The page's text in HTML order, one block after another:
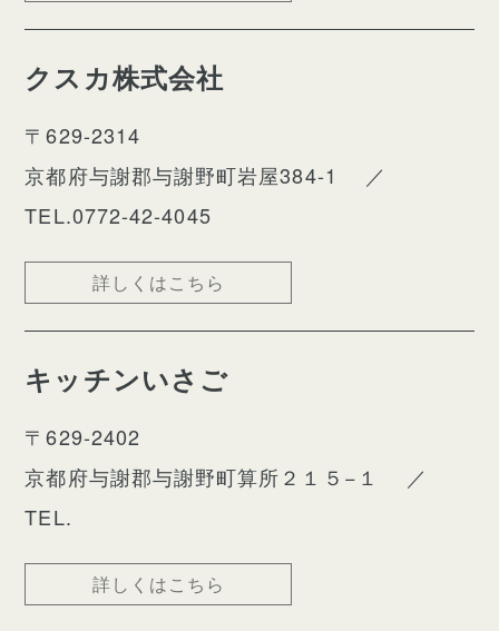
クスカ株式会社
〒629-2314
京都府与謝郡与謝野町岩屋384-1
／
TEL.0772-42-4045
詳しくはこちら
キッチンいさご
〒629-2402
京都府与謝郡与謝野町算所２１５−１
／
TEL.
詳しくはこちら